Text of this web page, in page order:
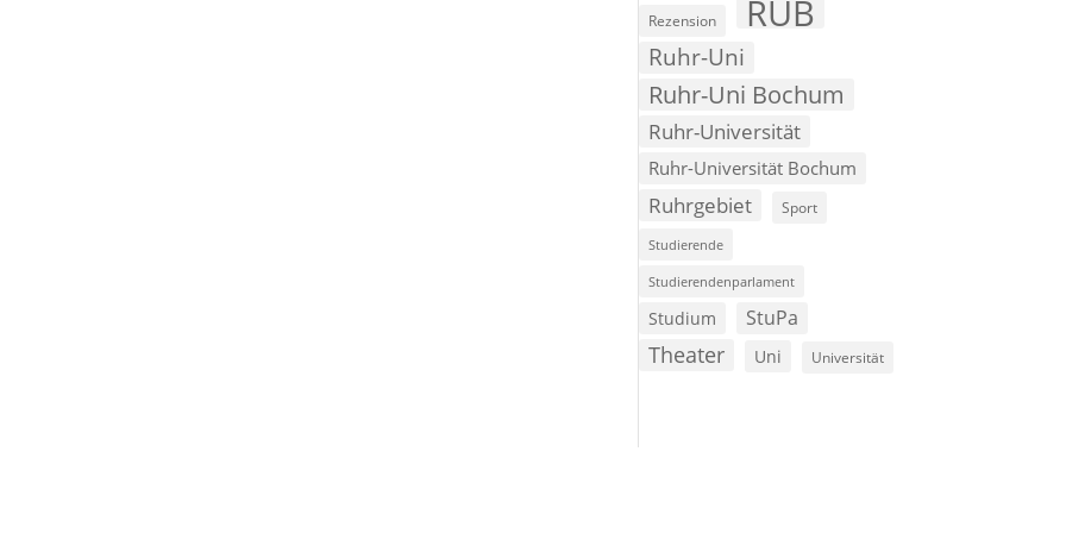
Rezension RUB
Ruhr-Uni
Ruhr-Uni Bochum
Ruhr-Universität
Ruhr-Universität Bochum
Ruhrgebiet Sport
Studierende
Studierendenparlament
Studium StuPa
Theater Uni Universität